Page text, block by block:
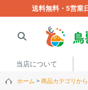
送料無料・5営業
当店について
ホーム 商品カテゴリか
送料無料・5営業日